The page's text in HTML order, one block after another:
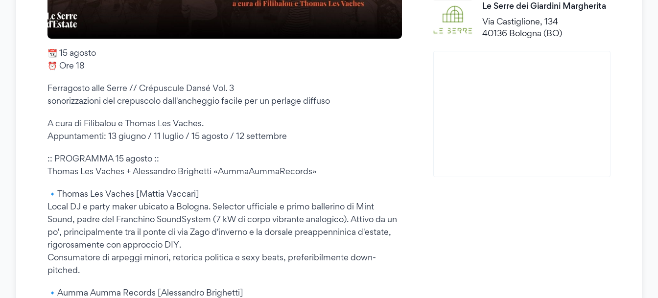
📆 15 agosto
⏰ Ore 18
Ferragosto alle Serre // Crépuscule Dansé Vol. 3
sonorizzazioni del crepuscolo dall'ancheggio facile per un perlage diffuso
A cura di Filibalou e Thomas Les Vaches.
Appuntamenti: 13 giugno / 11 luglio / 15 agosto / 12 settembre
:: PROGRAMMA 15 agosto ::
Thomas Les Vaches + Alessandro Brighetti «AummaAummaRecords»
🔹Thomas Les Vaches [Mattia Vaccari]
Local DJ e party maker ubicato a Bologna. Selector ufficiale e primo ballerino di Mint
Sound, padre del Franchino SoundSystem (7 kW di corpo vibrante analogico). Attivo da un
po', principalmente tra il ponte di via Zago d'inverno e la dorsale preappenninica d'estate,
rigorosamente con approccio DIY.
Consumatore di arpeggi minori, retorica politica e sexy beats, preferibilmente down-
pitched.
🔹Aumma Aumma Records [Alessandro Brighetti]
Le Serre dei Giardini Margherita
Via Castiglione, 134
40136 Bologna (BO)